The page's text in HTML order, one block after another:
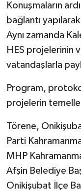
Konuşmaların
bağlantı
Aynı zamanda
HES projelerinin
vatandaşlarla
Program,
projelerin
Törene,
Parti
MHP
Afşin Belediye
Onikişubat İlçe